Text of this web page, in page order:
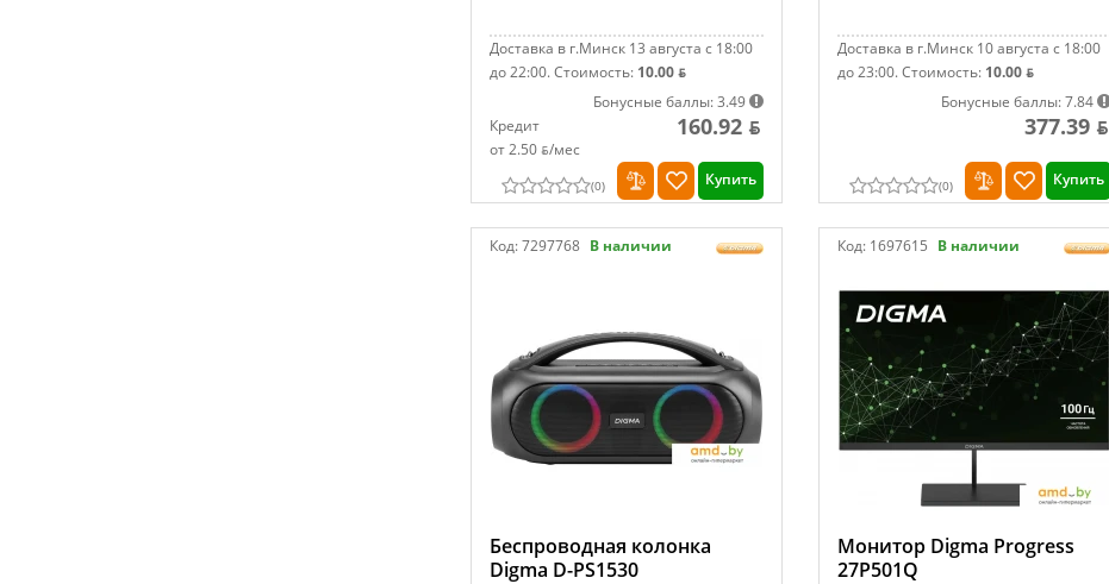
Доставка в г.Минск 13 августа с 18:00
до 22:00.Стоимость: 10.00 ƃ
Бонусные баллы: 3.49
Кредит
от 2.50 ƃ/мec
160.92 ƃ
(0) Купить
Доставка в г.Минск 10 августа с 18:00
до 23:00.Стоимость: 10.00 ƃ
Бонусные баллы: 7.84
377.39 ƃ
(0) Купить
Код:7297768 В наличии
Беспроводная колонка
Digma D-PS1530
Код: 1697615 В наличии
Монитор Digma Progress
27P501Q